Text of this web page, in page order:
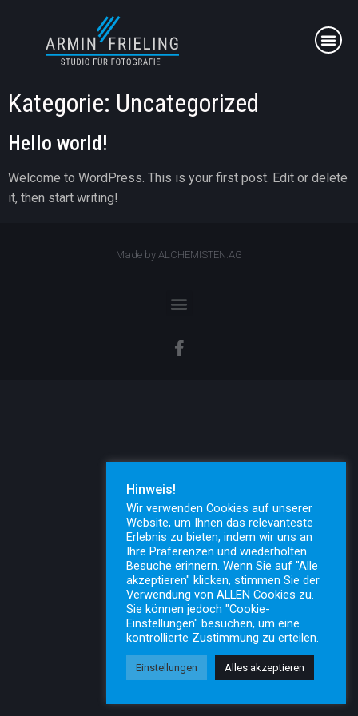
Kategorie: Uncategorized
Hello world!
Welcome to WordPress. This is your first post. Edit or delete
it, then start writing!
Made by ALCHEMISTEN.AG
Hinweis!
Wir verwenden Cookies auf unserer
Website, um Ihnen das relevanteste
Erlebnis zu bieten, indem wir uns an
Ihre Präferenzen und wiederholten
Besuche erinnern. Wenn Sie auf "Alle
akzeptieren" klicken, stimmen Sie der
Verwendung von ALLEN Cookies zu.
Sie können jedoch "Cookie-
Einstellungen" besuchen, um eine
kontrollierte Zustimmung zu erteilen.
Einstellungen Alles akzeptieren